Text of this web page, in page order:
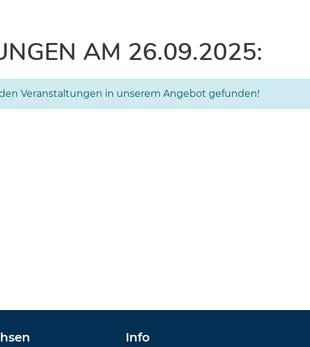
AM 26.09.2025:
Veranstaltungen in unserem Angebot gefunden!
Info